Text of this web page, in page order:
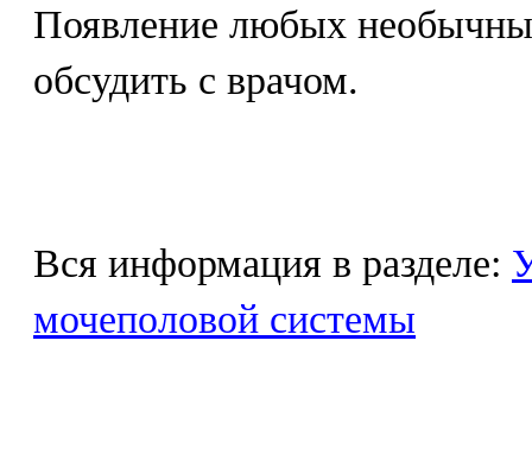
Появление любых
обсудить с врачом.
Вся информация в разделе:
мочеполовой системы